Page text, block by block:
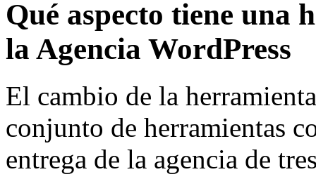
Qué aspecto tiene una
la Agencia WordPress
El cambio de la
conjunto de herramientas
entrega de la agencia de